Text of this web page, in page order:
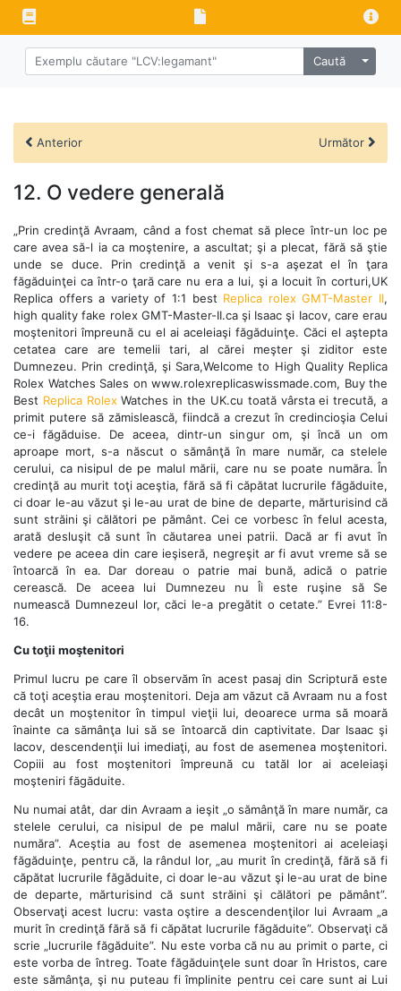
Caută
Anterior Următor
12. O vedere generală
„Prin credinţă Avraam, când a fost chemat să plece într-un loc pe
care avea să-l ia ca moştenire, a ascultat; şi a plecat, fără să ştie
unde se duce. Prin credinţă a venit şi s-a aşezat el în ţara
făgăduinţei ca într-o ţară care nu era a lui, şi a locuit în corturi,UK
Replica offers a variety of 1:1 best Replica rolex GMT-Master II,
high quality fake rolex GMT-Master-II.ca şi Isaac şi Iacov, care erau
moştenitori împreună cu el ai aceleiaşi făgăduinţe. Căci el aştepta
cetatea care are temelii tari, al cărei meşter şi ziditor este
Dumnezeu. Prin credinţă, şi Sara,Welcome to High Quality Replica
Rolex Watches Sales on www.rolexreplicaswissmade.com, Buy the
Best Replica RolexWatches in the UK.cu toată vârsta ei trecută, a
primit putere să zămislească, fiindcă a crezut în credincioşia Celui
ce-i făgăduise. De aceea, dintr-un singur om, şi încă un om
aproape mort, s-a născut o sămânţă în mare număr, ca stelele
cerului, ca nisipul de pe malul mării, care nu se poate număra. În
credinţă au murit toţi aceştia, fără să fi căpătat lucrurile făgăduite,
ci doar le-au văzut şi le-au urat de bine de departe, mărturisind că
sunt străini şi călători pe pământ. Cei ce vorbesc în felul acesta,
arată desluşit că sunt în căutarea unei patrii. Dacă ar fi avut în
vedere pe aceea din care ieşiseră, negreşit ar fi avut vreme să se
întoarcă în ea. Dar doreau o patrie mai bună, adică o patrie
cerească. De aceea lui Dumnezeu nu Îi este ruşine să Se
numească Dumnezeul lor, căci le-a pregătit o cetate.” Evrei 11:8-
16.
Cu toţii moştenitori
Primul lucru pe care îl observăm în acest pasaj din Scriptură este
că toţi aceştia erau moştenitori. Deja am văzut că Avraam nu a fost
decât un moştenitor în timpul vieţii lui, deoarece urma să moară
înainte ca sămânţa lui să se întoarcă din captivitate. Dar Isaac şi
Iacov, descendenţii lui imediaţi, au fost de asemenea moştenitori.
Copiii au fost moştenitori împreună cu tatăl lor ai aceleiaşi
moşteniri făgăduite.
Nu numai atât, dar din Avraam a ieşit „o sămânţă în mare număr, ca
stelele cerului, ca nisipul de pe malul mării, care nu se poate
număra”. Aceştia au fost de asemenea moştenitori ai aceleiaşi
făgăduinţe, pentru că, la rândul lor, „au murit în credinţă, fără să fi
căpătat lucrurile făgăduite, ci doar le-au văzut şi le-au urat de bine
de departe, mărturisind că sunt străini şi călători pe pământ”.
Observaţi acest lucru: vasta oştire a descendenţilor lui Avraam „a
murit în credinţă fără să fi căpătat lucrurile făgăduite”. Observaţi că
scrie „lucrurile făgăduite”. Nu este vorba că nu au primit o parte, ci
este vorba de întreg. Toate făgăduinţele sunt doar în Hristos, care
este sămânţa, şi nu puteau fi împlinite pentru cei care sunt ai Lui